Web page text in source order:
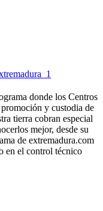
donde los Centros
y custodia de
tierra cobran especial
mejor, desde su
de extremadura.com
en el control técnico